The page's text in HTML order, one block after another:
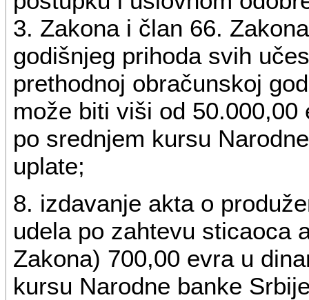
3. Zakona i član 66.
godišnjeg prihoda svih
prethodnoj obračunskoj
može biti viši od
po srednjem kursu
uplate;
8. izdavanje akta o
udela po zahtevu sticaoca
Zakona) 700,00 evra u
kursu Narodne banke